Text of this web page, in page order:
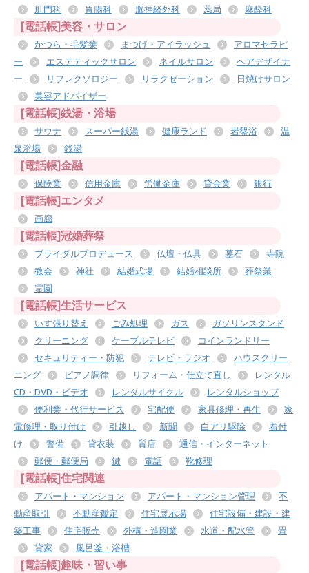
肛門科
胃腸科 脳神経外科 薬局 麻酔科
[電話帳]美容・サロン
かつら・毛髪業 まつげ・アイラッシュ
アロマセラピ
ー
エステティックサロン ネイルサロン
ヘアデザイナ
ー
リフレクソロジー リラクゼーション
日焼けサロン
美容アドバイザー
[電話帳]銭湯・浴場
サウナ スーパー銭湯 健康ランド 岩盤浴
温
泉浴場
銭湯
[電話帳]金融
保険業 信用金庫 労働金庫 貸金業 銀行
[電話帳]エンタメ
画廊
[電話帳]冠婚葬祭
ブライダルプロデュース 仏壇・仏具 墓石
寺院
教会
神社 結婚式場 結婚相談所
葬祭業
霊園
[電話帳]生活サービス
いす張り替え ごみ処理 ガス
ガソリンスタンド
クリーニング
ケーブルテレビ
コインランドリー
セキュリティー・防犯
テレビ・ラジオ
ハウスクリー
ニング
ピアノ調律 リフォーム・仕立て直し
レンタル
CD・DVD・ビデオ
レンタルサイクル
レンタルショップ
便利業・代行サービス
宅配便 家具修理・再生
家
電修理・取り付け
引越し 新聞 白アリ駆除
着付
け
警備 貸衣装 質店
通信・インターネット
郵便・郵便局
鍵 電話 靴修理
[電話帳]住宅関連
アパート・マンション アパート・マンション管理
不
動産取引
不動産鑑定 住宅展示場
住宅設備・建設・建
築工事
住宅販売 外構・造園業 水道・配水管
畳
貸家
風呂釜・浴槽
[電話帳]趣味・習い事